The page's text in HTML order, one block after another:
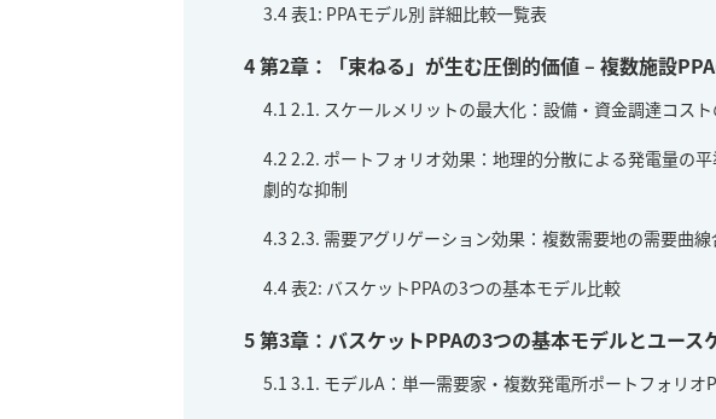
3.4表1: PPAモデル別 詳細比較一覧表
4第2章：「束ねる」が生む圧倒的価値 – 複数施設
4.1 2.1. スケールメリットの最大化：設備・資金調達コス
4.2 2.2. ポートフォリオ効果：地理的分散による発電量の
劇的な抑制
4.3 2.3. 需要アグリゲーション効果：複数需要地の需要曲
4.4表2: バスケットPPAの3つの基本モデル比較
5第3章：バスケットPPAの3つの基本モデルとユース
5.1 3.1. モデルA：単一需要家・複数発電所ポートフォリオ